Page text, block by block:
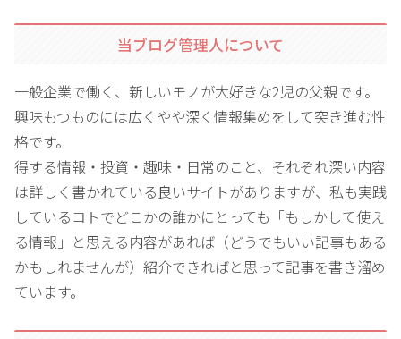
当ブログ管理人について
一般企業で働く、新しいモノが大好きな2児の父親です。
興味もつものには広くやや深く情報集めをして突き進む性
格です。
得する情報・投資・趣味・日常のこと、それぞれ深い内容
は詳しく書かれている良いサイトがありますが、私も実践
しているコトでどこかの誰かにとっても「もしかして使え
る情報」と思える内容があれば（どうでもいい記事もある
かもしれませんが）紹介できればと思って記事を書き溜め
ています。